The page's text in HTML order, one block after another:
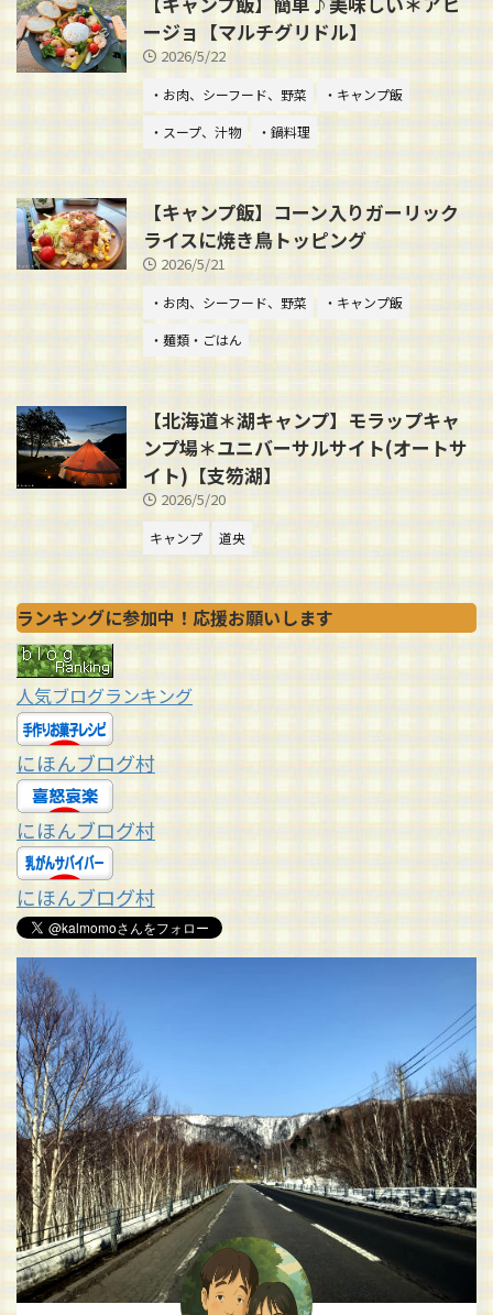
ージョ【マルチグリドル】
2026/5/22
・お肉、シーフード、野菜
・キャンプ飯
・スープ、汁物
・鍋料理
【キャンプ飯】コーン入りガーリック
ライスに焼き鳥トッピング
2026/5/21
・お肉、シーフード、野菜
・キャンプ飯
・麺類・ごはん
【北海道＊湖キャンプ】モラップキャ
ンプ場＊ユニバーサルサイト(オートサ
イト)【支笏湖】
2026/5/20
キャンプ 道央
ランキングに参加中！応援お願いします
人気ブログランキング
にほんブログ村
にほんブログ村
にほんブログ村